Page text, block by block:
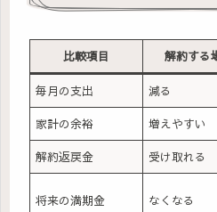
比較項目 解約する
毎月の支出 減る
家計の余裕 増えやすい
解約返戻金 受け取れる
将来の満期金 なくなる